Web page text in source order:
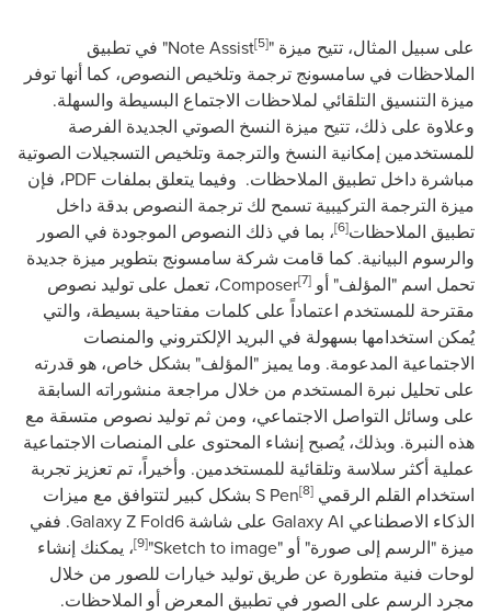
على سبيل المثال، تتيح ميزة " Note Assist[5]
" في تطبيق
الملاحظات في سامسونج ترجمة وتلخيص النصوص، كما أنها توفر
ميزة التنسيق التلقائي لملاحظات الاجتماع البسيطة والسهلة.
وعلاوة على ذلك، تتيح ميزة النسخ الصوتي الجديدة الفرصة
للمستخدمين إمكانية النسخ والترجمة وتلخيص التسجيلات الصوتية
مباشرة داخل تطبيق الملاحظات. وفيما يتعلق بملفات PDF، فإن
ميزة الترجمة التركيبية تسمح لك ترجمة النصوص بدقة داخل
تطبيق الملاحظات[6]
، بما في ذلك النصوص الموجودة في الصور
والرسوم البيانية. كما قامت شركة سامسونج بتطوير ميزة جديدة
تحمل اسم "المؤلف" أو [7]
Composer، تعمل على توليد نصوص
مقترحة للمستخدم اعتماداً على كلمات مفتاحية بسيطة، والتي
يُمكن استخدامها بسهولة في البريد الإلكتروني والمنصات
الاجتماعية المدعومة. وما يميز "المؤلف" بشكل خاص، هو قدرته
على تحليل نبرة المستخدم من خلال مراجعة منشوراته السابقة
على وسائل التواصل الاجتماعي، ومن ثم توليد نصوص متسقة مع
هذه النبرة. وبذلك، يُصبح إنشاء المحتوى على المنصات الاجتماعية
عملية أكثر سلاسة وتلقائية للمستخدمين. وأخيراً، تم تعزيز تجربة
استخدام القلم الرقمي [8]
S Pen بشكل كبير لتتوافق مع ميزات
الذكاء الاصطناعي Galaxy AI على شاشة Galaxy Z Fold6. ففي
ميزة "الرسم إلى صورة" أو "Sketch to image
"
[9]
، يمكنك إنشاء
لوحات فنية متطورة عن طريق توليد خيارات للصور من خلال
مجرد الرسم على الصور في تطبيق المعرض أو الملاحظات.